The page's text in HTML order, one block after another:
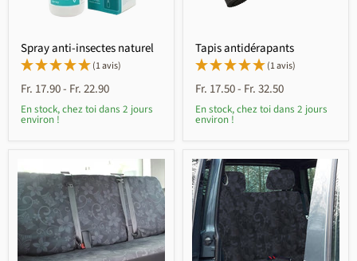
Spray anti-insectes naturel
(1 avis)
Fr. 17.90- Fr. 22.90
En stock, chez toi dans 2 jours
environ !
Tapis antidérapants
(1 avis)
Fr. 17.50- Fr. 32.50
En stock, chez toi dans 2 jours
environ !